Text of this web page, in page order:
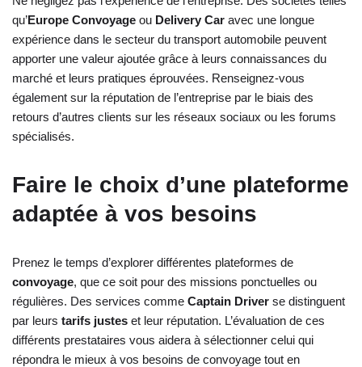
qu’Europe Convoyage ou Delivery Car avec une longue
expérience dans le secteur du transport automobile peuvent
apporter une valeur ajoutée grâce à leurs connaissances du
marché et leurs pratiques éprouvées. Renseignez-vous
également sur la réputation de l’entreprise par le biais des
retours d’autres clients sur les réseaux sociaux ou les forums
spécialisés.
Faire le choix d’une plateforme
adaptée à vos besoins
Prenez le temps d’explorer différentes plateformes de
convoyage, que ce soit pour des missions ponctuelles ou
régulières. Des services comme Captain Driver se distinguent
par leurs tarifs justes et leur réputation. L’évaluation de ces
différents prestataires vous aidera à sélectionner celui qui
répondra le mieux à vos besoins de convoyage tout en